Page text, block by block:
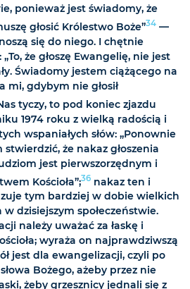
ponieważ jest świadomy, że
głosić Królestwo Boże”34 —
się do niego. I chętnie
że głoszę Ewangelię, nie jest
Świadomy jestem ciążącego na
mi, gdybym nie głosił
tyczy, to pod koniec zjazdu
1974 roku z wielką radością i
wspaniałych słów: „Ponownie
że nakaz głoszenia
jest pierwszorzędnym i
Kościoła”;36 nakaz ten i
tym bardziej w dobie wielkich
dzisiejszym społeczeństwie.
należy uważać za łaskę i
wyraża on najprawdziwszą
jest dla ewangelizacji, czyli po
Bożego, ażeby przez nie
żeby grzesznicy jednali się z